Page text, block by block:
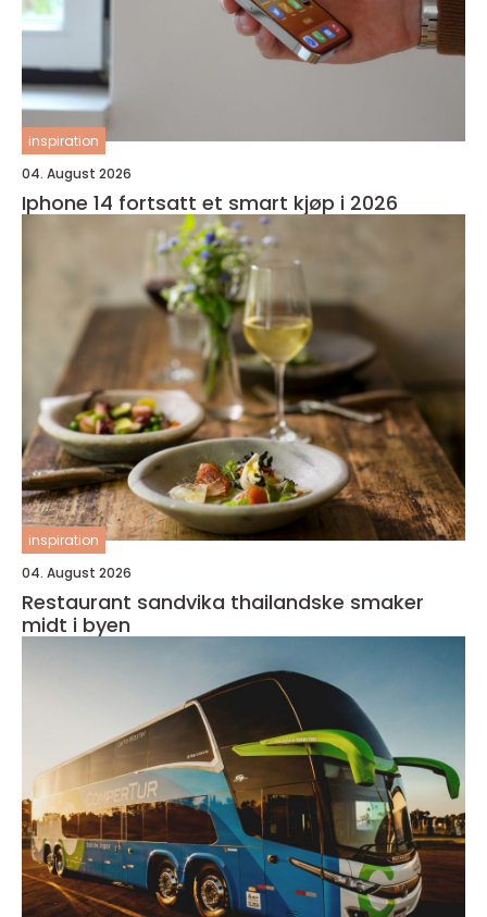
inspiration
04. August 2026
Iphone 14 fortsatt et smart kjøp i 2026
inspiration
04. August 2026
Restaurant sandvika thailandske smaker
midt i byen